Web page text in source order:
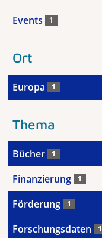
Events 1
Ort
Europa 1
Thema
Bücher 1
Finanzierung 1
Förderung 1
Forschungsdaten 1